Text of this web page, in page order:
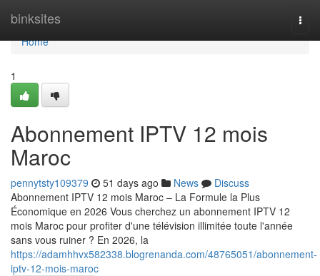
binksites
Home
Home
1
Abonnement IPTV 12 mois
Maroc
pennytsty109379 51 days ago News
Discuss
Abonnement IPTV 12 mois Maroc – La Formule la Plus
Économique en 2026 Vous cherchez un abonnement IPTV 12
mois Maroc pour profiter d'une télévision illimitée toute l'année
sans vous ruiner ? En 2026, la
https://adamhhvx582338.blogrenanda.com/48765051/abonnement-
iptv-12-mois-maroc